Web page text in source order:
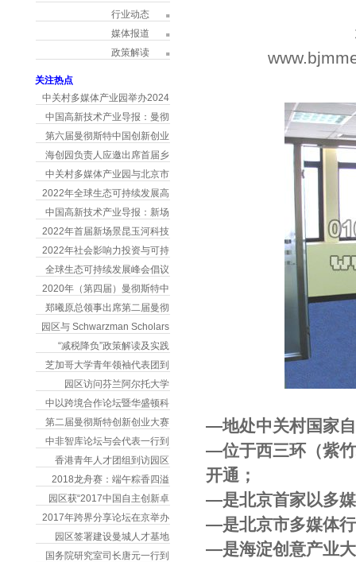
行业动态
媒体报道
政策解读
关注热点
中关村多媒体产业园举办2024
中国高新技术产业导报：曼彻
第六届曼彻斯特中国创新创业
海创园负责人应邀出席首届乡
中关村多媒体产业园与北京市
2022年全球生态可持续发展高
中国高新技术产业导报：新场
2022年首届新场景昆玉河科技
2022年社会影响力投资与可持
全球生态可持续发展峰会倡议
2020年（第四届）曼彻斯特中
郑曦原总领事出席第二届曼彻
园区与 Schwarzman Scholars
“减税降负”政策解读及实践
芝加哥大学青年领袖代表团到
园区访问芬兰阿尔托大学
中以跨境合作论坛暨华盛顿科
第二届曼彻斯特创新创业大赛
中非智库论坛与会代表一行到
香港青年人才团组到访园区
2018龙舟赛：端午粽香四溢
园区获“2017中国自主创新卓
2017年跨界分享论坛在京举办
园区签署建设曼城人才基地
国务院研究室司长唐元一行到
―地处中关村国家
―位于西三环（紫
开通；
―是北京首家以多
―是北京市多媒体
―是海淀创意产业